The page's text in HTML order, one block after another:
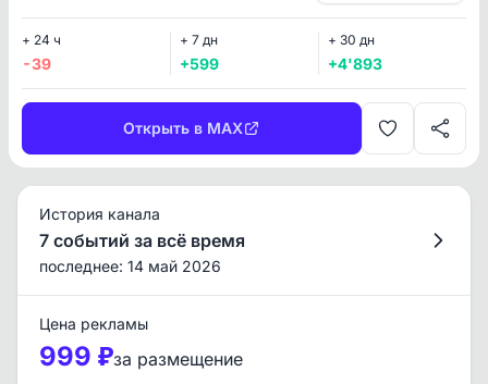
+ 24 ч
-39
+ 7 дн
+599
+ 30 дн
+4'893
Открыть в MAX
История канала
7 событий за всё время
последнее: 14 май 2026
Цена рекламы
999 ₽за размещение